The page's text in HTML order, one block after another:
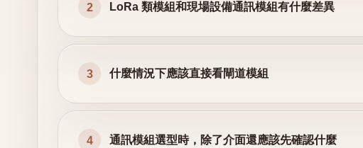
2 LoRa 類模組和現場設備通訊模組有什麼差異
3 什麼情況下應該直接看閘道模組
4 通訊模組選型時，除了介面還應該先確認什麼